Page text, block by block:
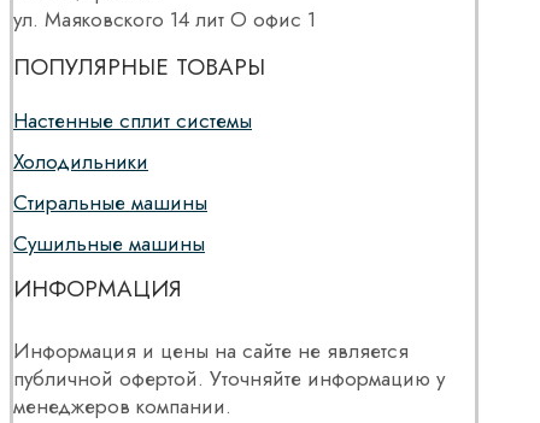
ул. Маяковского 14 лит О офис 1
ПОПУЛЯРНЫЕ ТОВАРЫ
Настенные сплит системы
Холодильники
Стиральные машины
Сушильные машины
ИНФОРМАЦИЯ
Информация и цены на сайте не является
публичной офертой. Уточняйте информацию у
менеджеров компании.